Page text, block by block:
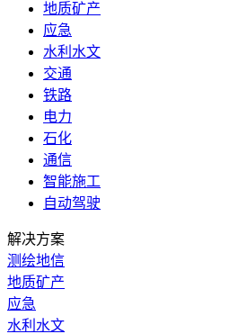
地质矿产
应急
水利水文
交通
铁路
电力
石化
通信
智能施工
自动驾驶
解决方案
测绘地信
地质矿产
应急
水利水文